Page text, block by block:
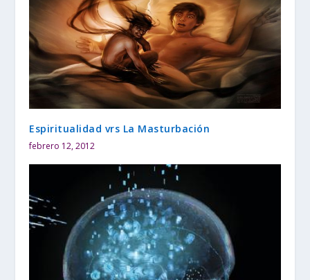
Espiritualidad vrs La Masturbación
febrero 12, 2012